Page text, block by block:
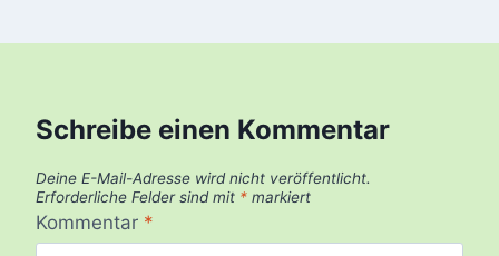
Schreibe einen Kommentar
Deine E-Mail-Adresse wird nicht veröffentlicht.
Erforderliche Felder sind mit * markiert
Kommentar *